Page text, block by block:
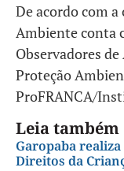
De acordo com
Ambiente conta
Observadores
Proteção
ProFRANCA/
Leia também
Garopaba
Direitos da